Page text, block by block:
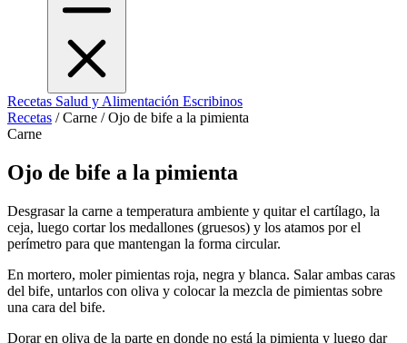
Recetas Salud y Alimentación Escribinos
Recetas / Carne / Ojo de bife a la pimienta
Carne
Ojo de bife a la pimienta
Desgrasar la carne a temperatura ambiente y quitar el cartílago, la
ceja, luego cortar los medallones (gruesos) y los atamos por el
perímetro para que mantengan la forma circular.
En mortero, moler pimientas roja, negra y blanca. Salar ambas caras
del bife, untarlos con oliva y colocar la mezcla de pimientas sobre
una cara del bife.
Dorar en oliva de la parte en donde no está la pimienta y luego dar